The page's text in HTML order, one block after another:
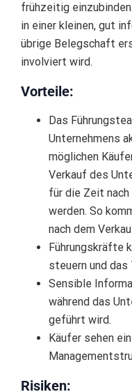
frühzeitig
in einer kleinen, gut
übrige Belegschaft
involviert wird.
Vorteile:
Das
Unternehmens
möglichen
Verkauf des
für die Zeit
werden. So
nach dem
Führungskräfte
steuern und das
Sensible
während das
geführt wird.
Käufer sehen
Risiken: